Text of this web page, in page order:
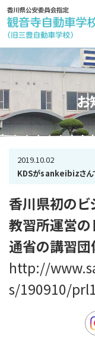
お
2019.10.02
KDSがsankeibizさん
香川県初のビ
教習所運営の
通省の講習
http://
s/190910/